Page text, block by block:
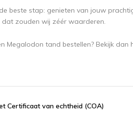
beste stap: genieten van jouw
zouden wij zéér waarderen.
Megalodon tand bestellen? Bekijk dan
Certificaat van echtheid (COA)